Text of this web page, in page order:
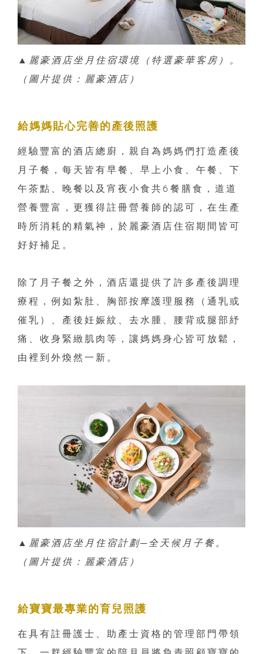
▲麗豪酒店坐月住宿環境（特選豪華客房）。
（圖片提供：麗豪酒店）
給媽媽貼心完善的產後照護
經驗豐富的酒店總廚，親自為媽媽們打造產後
月子餐，每天皆有早餐、早上小食、午餐、下
午茶點、晚餐以及宵夜小食共6餐膳食，道道
營養豐富，更獲得註冊營養師的認可，在生產
時所消耗的精氣神，於麗豪酒店住宿期間皆可
好好補足。
除了月子餐之外，酒店還提供了許多產後調理
療程，例如紮肚、胸部按摩護理服務（通乳或
催乳）、產後妊娠紋、去水腫、腰背或腿部紓
痛、收身緊緻肌肉等，讓媽媽身心皆可放鬆，
由裡到外煥然一新。
▲麗豪酒店坐月住宿計劃─全天候月子餐。
（圖片提供：麗豪酒店）
給寶寶最專業的育兒照護
在具有註冊護士、助產士資格的管理部門帶領